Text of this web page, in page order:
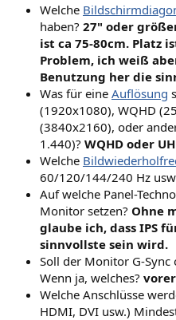
Welche
haben? 27" oder
ist ca 75-80cm. Platz
Problem, ich weiß
Benutzung her die
Was für eine Auflösung
(1920x1080), WQHD
(3840x2160), oder
1.440)? WQHD oder
Welche
60/120/144/240 Hz
Auf welche Panel-
Monitor setzen? Ohne
glaube ich, dass IPS
sinnvollste sein wird.
Soll der Monitor G-Sync
Wenn ja, welches?
Welche Anschlüsse
HDMI, DVI usw.)